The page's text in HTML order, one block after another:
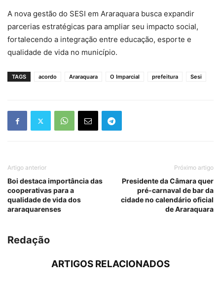
A nova gestão do SESI em Araraquara busca expandir
parcerias estratégicas para ampliar seu impacto social,
fortalecendo a integração entre educação, esporte e
qualidade de vida no município.
TAGS acordo Araraquara O Imparcial prefeitura Sesi
Artigo anterior
Boi destaca importância das
cooperativas para a
qualidade de vida dos
araraquarenses
Próximo artigo
Presidente da Câmara quer
pré-carnaval de bar da
cidade no calendário oficial
de Araraquara
Redação
ARTIGOS RELACIONADOS